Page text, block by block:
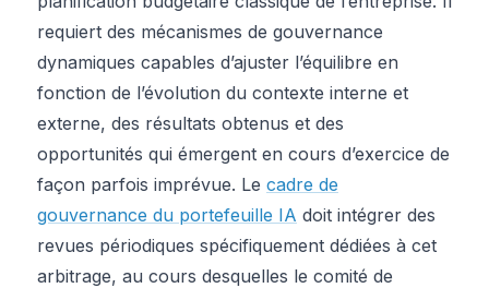
requiert des mécanismes de gouvernance
dynamiques capables d’ajuster l’équilibre en
fonction de l’évolution du contexte interne et
externe, des résultats obtenus et des
opportunités qui émergent en cours d’exercice de
façon parfois imprévue. Le cadre de
gouvernance du portefeuille IA doit intégrer des
revues périodiques spécifiquement dédiées à cet
arbitrage, au cours desquelles le comité de